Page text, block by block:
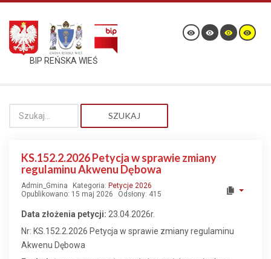
BIP REŃSKA WIEŚ
SZUKAJ
KS.152.2.2026 Petycja w sprawie zmiany
regulaminu Akwenu Dębowa
Admin_Gmina Kategoria: Petycje 2026
Opublikowano: 15 maj 2026
Odsłony: 415
Data złożenia petycji: 23.04.2026r.
Nr: KS.152.2.2026 Petycja w sprawie zmiany regulaminu
Akwenu Dębowa